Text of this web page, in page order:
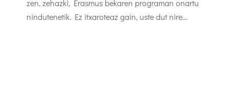
zen, zehazki, Erasmus bekaren programan onartu
nindutenetik. Ez itxaroteaz gain, uste dut nire...